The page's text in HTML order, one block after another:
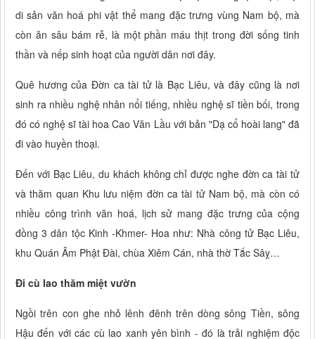
di sản văn hoá phi vật thể mang đặc trưng vùng Nam bộ, mà
còn ăn sâu bám rễ, là một phần máu thịt trong đời sống tinh
thần và nếp sinh hoạt của người dân nơi đây.
Quê hương của Đờn ca tài tử là Bạc Liêu, và đây cũng là nơi
sinh ra nhiều nghệ nhân nổi tiếng, nhiều nghệ sĩ tiền bối, trong
đó có nghệ sĩ tài hoa Cao Văn Lầu với bản "Dạ cổ hoài lang" đã
đi vào huyền thoại.
Đến với Bạc Liêu, du khách không chỉ được nghe đờn ca tài tử
và thăm quan Khu lưu niệm đờn ca tài tử Nam bộ, mà còn có
nhiều công trình văn hoá, lịch sử mang đặc trưng của cộng
đồng 3 dân tộc Kinh -Khmer- Hoa như: Nhà công tử Bạc Liêu,
khu Quán Âm Phật Đài, chùa Xiêm Cán, nhà thờ Tắc Sâỵ…
Đi cù lao thăm miệt vườn
Ngồi trên con ghe nhỏ lênh đênh trên dòng sông Tiền, sông
Hậu đến với các cù lao xanh yên bình - đó là trải nghiệm độc